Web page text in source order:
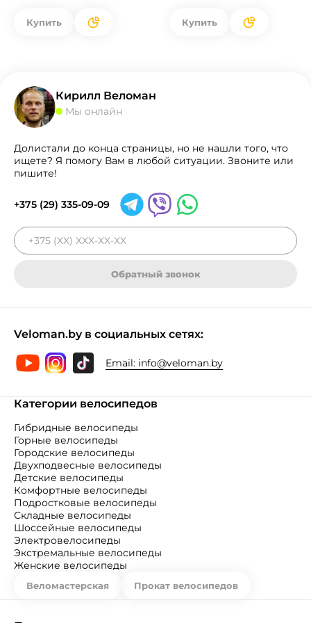
Купить Купить
Кирилл Веломан
Мы онлайн
Долистали до конца страницы, но не нашли того, что
ищете? Я помогу Вам в любой ситуации. Звоните или
пишите!
+375 (29) 335-09-09
Обратный звонок
Veloman.by в социальных сетях:
Email: info@veloman.by
Категории велосипедов
Гибридные велосипеды
Горные велосипеды
Городские велосипеды
Двухподвесные велосипеды
Детские велосипеды
Комфортные велосипеды
Подростковые велосипеды
Складные велосипеды
Шоссейные велосипеды
Электровелосипеды
Экстремальные велосипеды
Женские велосипеды
Веломастерская Прокат велосипедов